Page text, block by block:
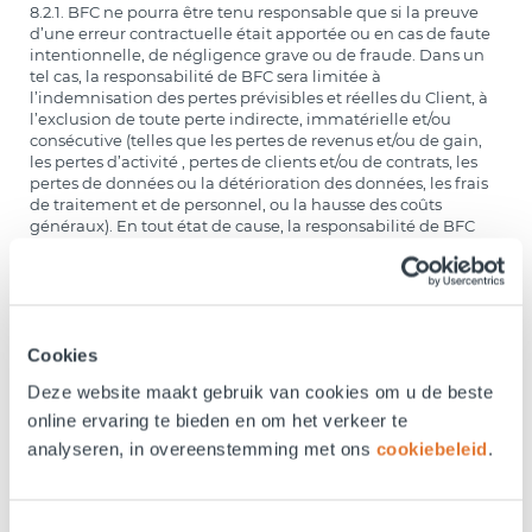
Cookies
Deze website maakt gebruik van cookies om u de beste
online ervaring te bieden en om het verkeer te
analyseren, in overeenstemming met ons cookiebeleid.
8.2.1. BFC ne pourra être tenu responsable que si la preuve
d’une erreur contractuelle était apportée ou en cas de faute
intentionnelle, de négligence grave ou de fraude. Dans un
tel cas, la responsabilité de BFC sera limitée à
l’indemnisation des pertes prévisibles et réelles du Client, à
l’exclusion de toute perte indirecte, immatérielle et/ou
consécutive (telles que les pertes de revenus et/ou de gain,
les pertes d’activité , pertes de clients et/ou de contrats, les
pertes de données ou la détérioration des données, les frais
de traitement et de personnel, ou la hausse des coûts
généraux). En tout état de cause, la responsabilité de BFC
Services Mobiles au cours des six (6) derniers mois et ne
saurait en aucun cas être supérieure à 5.000 EUR par an.
– tout retard ou défaillance dans la fourniture des Services
compris, sans s’y limiter, les actes industriels telles que les
grèves, les coupures de courant, les pannes de Réseau, les
pannes des Réseaux tiers, les explosions, les incendies, les
inondations, les émeutes, les attaques terroristes et les